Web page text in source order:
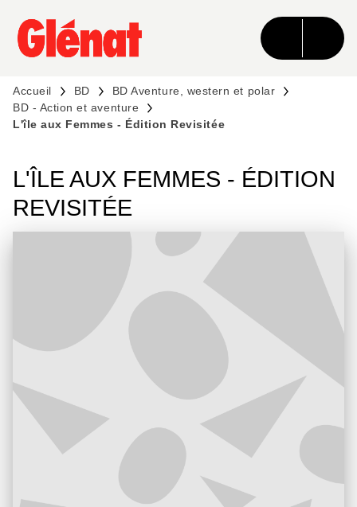
MENU RECHERCHE CONTENU
PIED DE PAGE
Accueil BD
BD Aventure, western et polar
BD - Action et aventure
L'île aux Femmes - Édition Revisitée
L'ÎLE AUX FEMMES - ÉDITION
REVISITÉE